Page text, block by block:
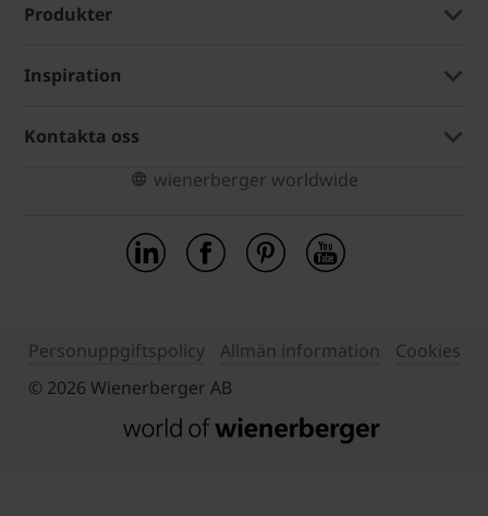
Produkter
Inspiration
Kontakta oss
wienerberger worldwide
Personuppgiftspolicy Allmän information
Cookies
© 2026 Wienerberger AB